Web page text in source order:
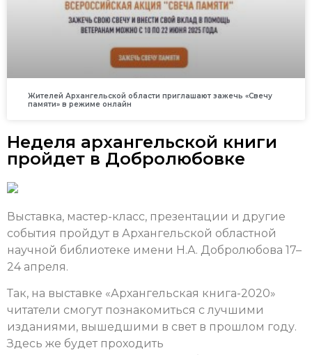
Жителей Архангельской области приглашают зажечь «Свечу
памяти» в режиме онлайн
Неделя архангельской книги
пройдет в Добролюбовке
Выставка, мастер-класс, презентации и другие
события пройдут в Архангельской областной
научной библиотеке имени Н.А. Добролюбова 17–
24 апреля.
Так, на выставке «Архангельская книга-2020»
читатели смогут познакомиться с лучшими
изданиями, вышедшими в свет в прошлом году.
Здесь же будет проходить